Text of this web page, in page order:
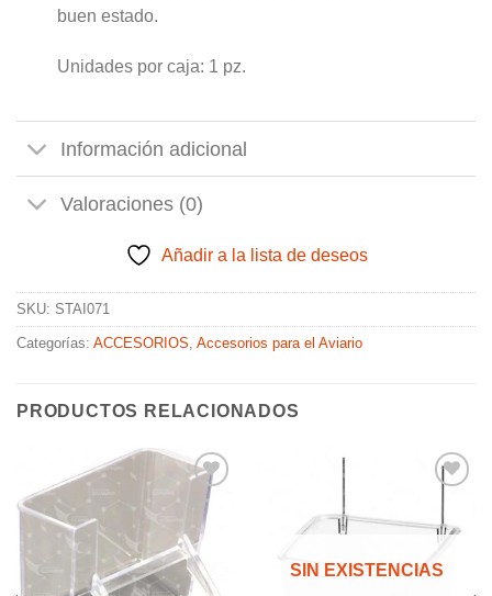
buen estado.
Unidades por caja: 1 pz.
Información adicional
Valoraciones (0)
Añadir a la lista de deseos
SKU: STAI071
Categorías: ACCESORIOS Accesorios para el Aviario
PRODUCTOS RELACIONADOS
Añadir
a la
lista de
deseos
lista de
SIN EXISTENCIAS